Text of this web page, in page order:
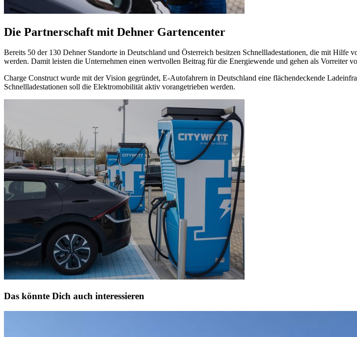
Die Partnerschaft mit Dehner Gartencenter
Bereits 50 der 130 Dehner Standorte in Deutschland und Österreich besitzen Schnellladestationen, die mit Hilfe
werden. Damit leisten die Unternehmen einen wertvollen Beitrag für die Energiewende und gehen als Vorreiter
Charge Construct wurde mit der Vision gegründet, E-Autofahrern in Deutschland eine flächendeckende
Schnellladestationen soll die Elektromobilität aktiv vorangetrieben werden.
Das könnte Dich auch interessieren